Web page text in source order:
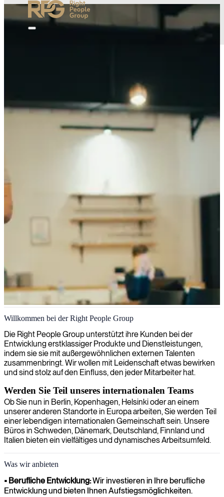
Werden Sie Mitglied unseres Teams
Würden Sie gerne in einer internationalen Organisation mitarbeiten,
in der Ihre Arbeit einen großen Einfluss hat?
Willkommen bei der Right People Group
Die Right People Group unterstützt ihre Kunden bei der
Entwicklung erstklassiger Produkte und Dienstleistungen,
indem sie sie mit außergewöhnlichen externen Talenten
zusammenbringt. Wir wollen mit Leidenschaft etwas bewirken
und sind stolz auf den Einfluss, den jeder Mitarbeiter hat.
Werden Sie Teil unseres internationalen Teams
Ob Sie nun in Berlin, Kopenhagen, Helsinki oder an einem
unserer anderen Standorte in Europa arbeiten, Sie werden Teil
einer lebendigen internationalen Gemeinschaft sein. Unsere
Büros in Schweden, Dänemark, Deutschland, Finnland und
Italien bieten ein vielfältiges und dynamisches Arbeitsumfeld.
Was wir anbieten
• Berufliche Entwicklung:Wir investieren in Ihre berufliche
Entwicklung und bieten Ihnen Aufstiegsmöglichkeiten.